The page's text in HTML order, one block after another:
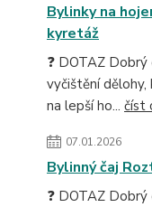
Bylinky na
kyretáž
❓ DOTAZ
vyčištění
na lepší ho... číst
07.01.2026
Bylinný čaj
❓ DOTAZ